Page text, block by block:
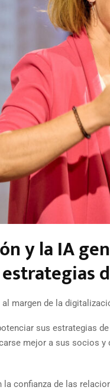
y la IA
al margen de la
sus estrategias
mejor a sus socios
la confianza de las